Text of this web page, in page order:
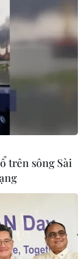
trên sông Sài